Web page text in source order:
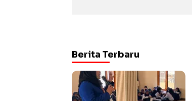
Berita Terbaru